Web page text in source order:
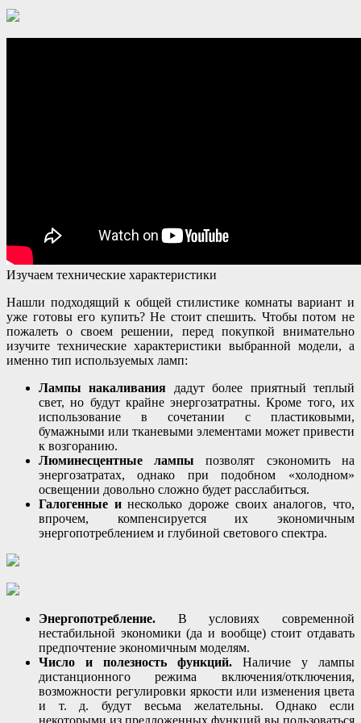
Изучаем технические характеристики
Нашли подходящий к общей стилистике комнаты вариант и
уже готовы его купить? Не стоит спешить. Чтобы потом не
пожалеть о своем решении, перед покупкой внимательно
изучите технические характеристики выбранной модели, а
именно тип используемых ламп:
Лампы накаливания дадут более приятный теплый
свет, но будут крайне энергозатратны. Кроме того, их
использование в сочетании с пластиковыми,
бумажными или тканевыми элементами может привести
к возгоранию.
Люминесцентные лампы позволят сэкономить на
энергозатратах, однако при подобном «холодном»
освещении довольно сложно будет расслабиться.
Галогенные инесколько дороже своих аналогов, что,
впрочем, компенсируется их экономичным
энергопотреблением и глубиной светового спектра.
Энергопотребление. В условиях современной
нестабильной экономики (да и вообще) стоит отдавать
предпочтение экономичным моделям.
Число и полезность функций. Наличие у лампы
дистанционного режима включения/отключения,
возможности регулировки яркости или изменения цвета
и т. д. будут весьма желательны. Однако если
некоторыми из предложенных функций вы пользоваться